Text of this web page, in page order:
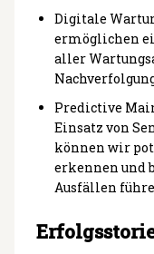
Digitale
ermöglichen
aller
Predictive
Einsatz von
können wir
erkennen und
Ausfällen